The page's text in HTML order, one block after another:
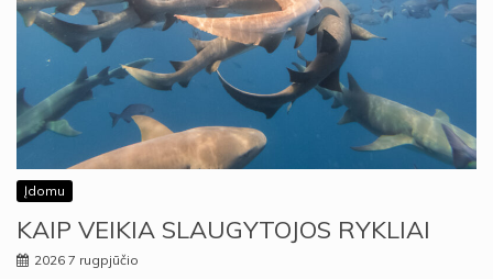
Įdomu
KAIP VEIKIA SLAUGYTOJOS RYKLIAI
2026 7 rugpjūčio